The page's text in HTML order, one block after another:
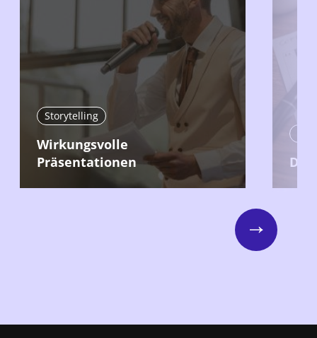
Storytelling
Wirkungsvolle
Präsentationen
Der
Next